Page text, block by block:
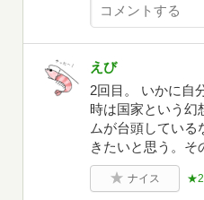
えび
2回目。 いかに自
時は国家という幻
ムが台頭してい
きたいと思う。そ
ナイス ★2